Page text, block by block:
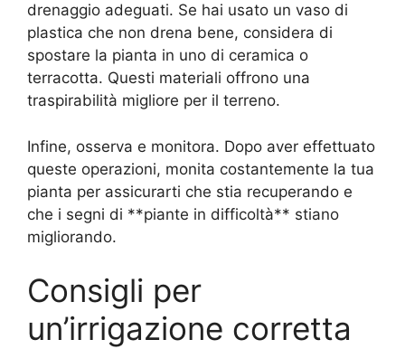
drenaggio adeguati. Se hai usato un vaso di
plastica che non drena bene, considera di
spostare la pianta in uno di ceramica o
terracotta. Questi materiali offrono una
traspirabilità migliore per il terreno.
Infine, osserva e monitora. Dopo aver effettuato
queste operazioni, monita costantemente la tua
pianta per assicurarti che stia recuperando e
che i segni di **piante in difficoltà** stiano
migliorando.
Consigli per
un’irrigazione corretta